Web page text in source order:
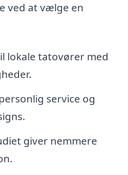
ved at vælge en
lokale tatovører med
service og
giver nemmere